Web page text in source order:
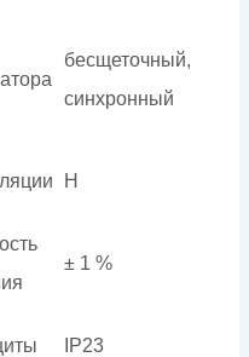
бесщеточный,
синхронный
H
± 1 %
IP23